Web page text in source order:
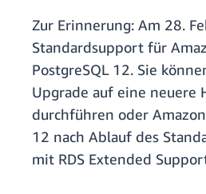
Zur Erinnerung: Am 28.
Standardsupport für
PostgreSQL 12. Sie
Upgrade auf eine neuere
durchführen oder
12 nach Ablauf des
mit RDS Extended